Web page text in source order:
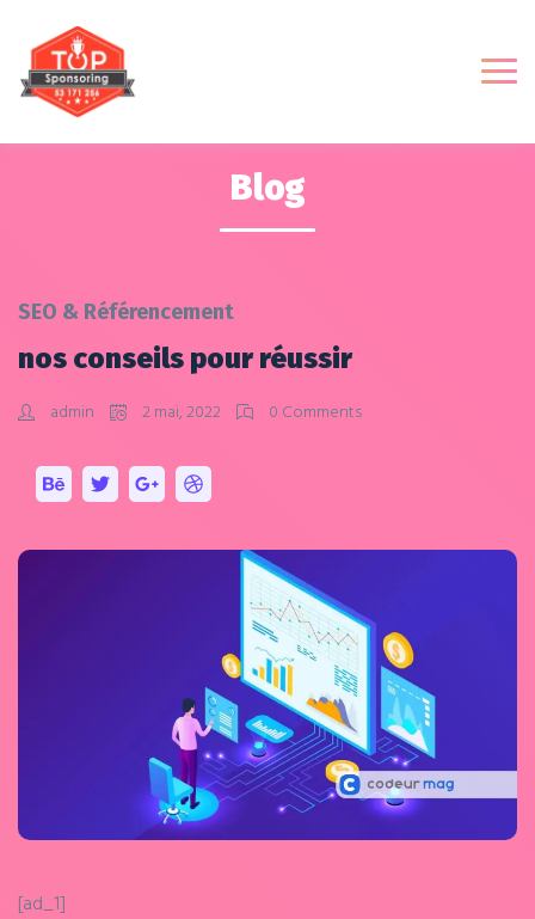
Blog
SEO & Référencement
nos conseils pour réussir
admin 2 mai, 2022 0 Comments
[ad_1]